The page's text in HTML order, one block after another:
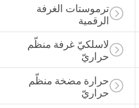
ترموستات الغرفة
الرقمية
لاسلكيّ غرفة منظّم
حراريّ
حرارة مضخة منظّم
حراريّ